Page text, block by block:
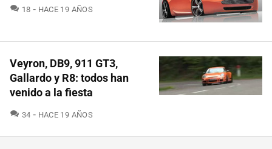
18 COMENTARIOS
HACE 19 AÑOS
Veyron, DB9, 911 GT3,
Gallardo y R8: todos han
venido a la fiesta
34 COMENTARIOS
HACE 19 AÑOS